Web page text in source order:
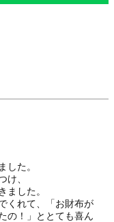
した。
け、
ました。
くれて、「お財布が
の！」ととても喜ん